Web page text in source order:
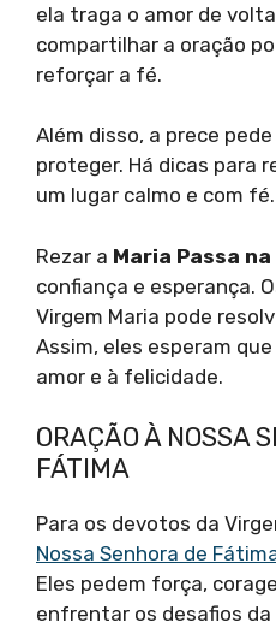
ela traga o amor de
compartilhar a oração
reforçar a fé.
Além disso, a prece
proteger. Há dicas para
um lugar calmo e com fé.
Rezar a Maria Passa
confiança e esperança.
Virgem Maria pode
Assim, eles esperam
amor e à felicidade.
ORAÇÃO À NOSSA
FÁTIMA
Para os devotos da
Nossa Senhora de
Eles pedem força,
enfrentar os desafios